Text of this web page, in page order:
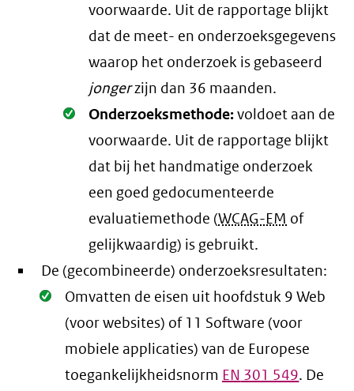
voorwaarde. Uit de rapportage blijkt
dat de meet- en onderzoeksgegevens
waarop het onderzoek is gebaseerd
jongerzijn dan 36 maanden.
Oké.
Onderzoeksmethode:voldoet aan de
voorwaarde. Uit de rapportage blijkt
dat bij het handmatige onderzoek
een goed gedocumenteerde
evaluatiemethode (WCAG-EM of
gelijkwaardig) is gebruikt.
De (gecombineerde) onderzoeksresultaten:
Oké.
Omvatten de eisen uit hoofdstuk 9 Web
(voor websites) of 11 Software (voor
mobiele applicaties) van de Europese
toegankelijkheidsnorm EN 301 549. De